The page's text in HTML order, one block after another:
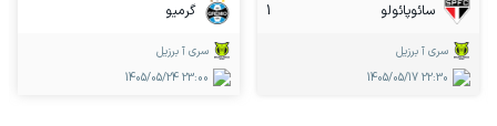
سائوپائولو
1
سری آ برزیل
1405/05/17 22:30
گرمیو
سری آ برزیل
1405/05/24 23:00